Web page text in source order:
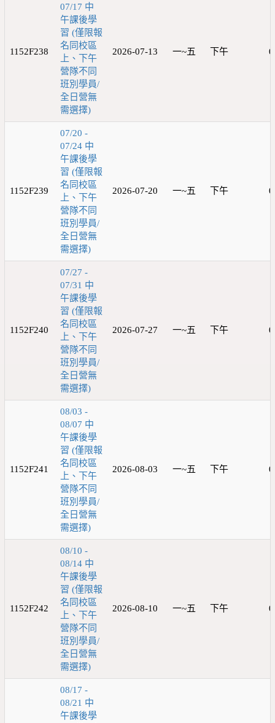
1152F238
07/17 中
午課後學
習 (僅限報
名同校區
上、下午
營隊不同
班別學員/
全日營無
需選擇)
2026-07-13 一~五 下午 0
1152F239
07/20 -
07/24 中
午課後學
習 (僅限報
名同校區
上、下午
營隊不同
班別學員/
全日營無
需選擇)
2026-07-20 一~五 下午 0
1152F240
07/27 -
07/31 中
午課後學
習 (僅限報
名同校區
上、下午
營隊不同
班別學員/
全日營無
需選擇)
2026-07-27 一~五 下午 0
1152F241
08/03 -
08/07 中
午課後學
習 (僅限報
名同校區
上、下午
營隊不同
班別學員/
全日營無
需選擇)
2026-08-03 一~五 下午 0
1152F242
08/10 -
08/14 中
午課後學
習 (僅限報
名同校區
上、下午
營隊不同
班別學員/
全日營無
需選擇)
2026-08-10 一~五 下午 0
08/17 -
08/21 中
午課後學